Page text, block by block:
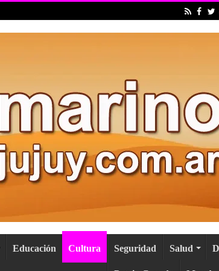
Educación Cultura Seguridad Salud